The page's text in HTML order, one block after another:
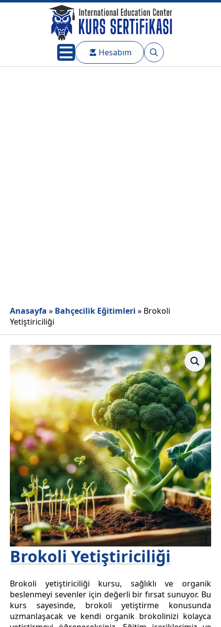
Hesabım
Search
Anasayfa » Bahçecilik Eğitimleri » Brokoli
Yetiştiriciliği
Brokoli Yetiştiriciliği
Brokoli yetiştiriciliği kursu, sağlıklı ve organik
beslenmeyi sevenler için değerli bir fırsat sunuyor. Bu
kurs sayesinde, brokoli yetiştirme konusunda
uzmanlaşacak ve kendi organik brokolinizi kolayca